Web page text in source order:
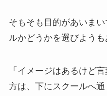
そもそも目的があいま
ルかどうかを選びようも
「イメージはあるけど
方は、下にスクールへ